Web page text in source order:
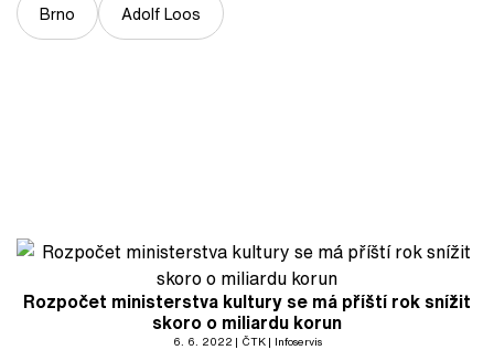
Brno Adolf Loos
Rozpočet ministerstva kultury se má příští rok snížit
skoro o miliardu korun
6. 6. 2022 ČTK Infoservis